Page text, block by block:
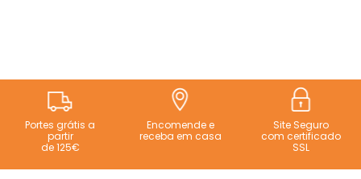
Portes grátis a
partir
de 125€
Encomende e
receba em casa
Site Seguro
com certificado
SSL